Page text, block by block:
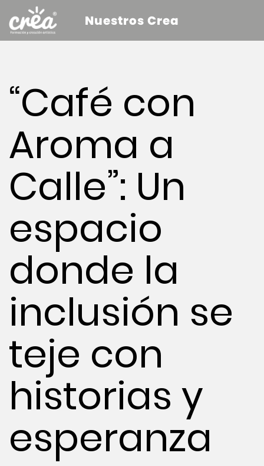
Nuestros Crea
“Café con
Aroma a
Calle”: Un
espacio
donde la
inclusión se
teje con
historias y
esperanza